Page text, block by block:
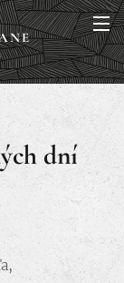
dní